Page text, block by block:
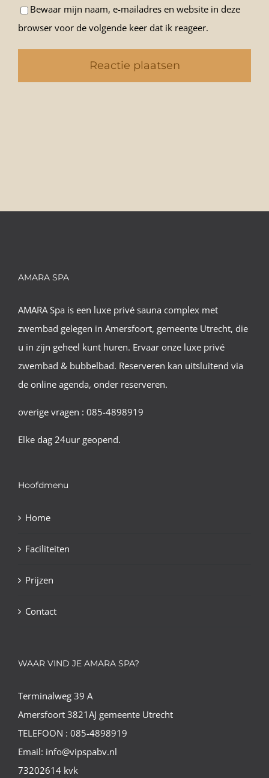
Bewaar mijn naam, e-mailadres en website in deze
browser voor de volgende keer dat ik reageer.
AMARA SPA
AMARA Spa is een luxe privé sauna complex met
zwembad gelegen in Amersfoort, gemeente Utrecht, die
u in zijn geheel kunt huren. Ervaar onze luxe privé
zwembad & bubbelbad. Reserveren kan uitsluitend via
de online agenda, onder reserveren.
overige vragen : 085-4898919
Elke dag 24uur geopend.
Hoofdmenu
Home
Faciliteiten
Prijzen
Contact
WAAR VIND JE AMARA SPA?
Terminalweg 39 A
Amersfoort 3821AJ gemeente Utrecht
TELEFOON : 085-4898919
Email: info@vipspabv.nl
73202614 kvk